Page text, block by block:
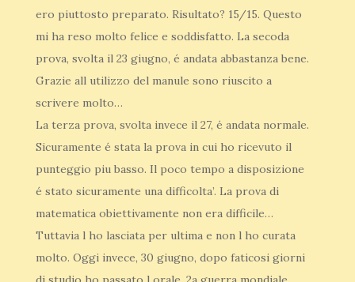
ero piuttosto preparato. Risultato? 15/15. Questo
mi ha reso molto felice e soddisfatto. La secoda
prova, svolta il 23 giugno, é andata abbastanza bene.
Grazie all utilizzo del manule sono riuscito a
scrivere molto…
La terza prova, svolta invece il 27, é andata normale.
Sicuramente é stata la prova in cui ho ricevuto il
punteggio piu basso. Il poco tempo a disposizione
é stato sicuramente una difficolta’. La prova di
matematica obiettivamente non era difficile…
Tuttavia l ho lasciata per ultima e non l ho curata
molto. Oggi invece, 30 giugno, dopo faticosi giorni